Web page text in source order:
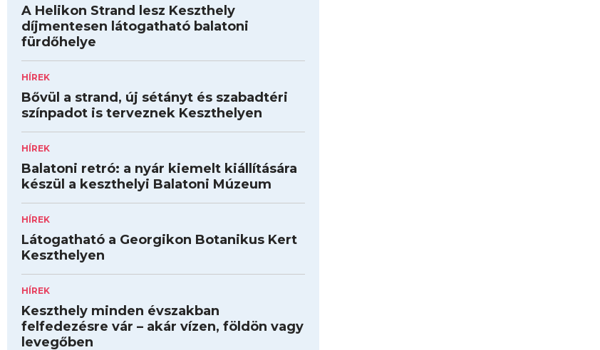
A Helikon Strand lesz Keszthely
díjmentesen látogatható balatoni
fürdőhelye
HÍREK
Bővül a strand, új sétányt és szabadtéri
színpadot is terveznek Keszthelyen
HÍREK
Balatoni retró: a nyár kiemelt kiállítására
készül a keszthelyi Balatoni Múzeum
HÍREK
Látogatható a Georgikon Botanikus Kert
Keszthelyen
HÍREK
Keszthely minden évszakban
felfedezésre vár – akár vízen, földön vagy
levegőben